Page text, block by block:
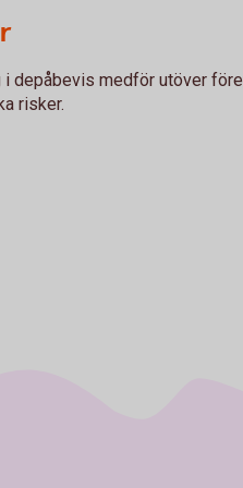
i depåbevis medför utöver
risker.